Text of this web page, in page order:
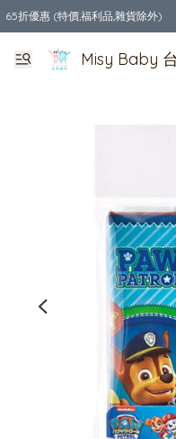
65折優惠 (特價,福利品,雜貨除外)
全店購物滿$550，免運費
Misy Baby